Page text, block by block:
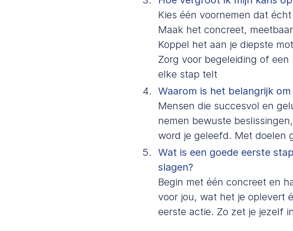
Kies één voornemen dat
Maak het concreet,
Koppel het aan je diepste
Zorg voor begeleiding of
elke stap telt
Waarom is het belangrijk
Mensen die succesvol en
nemen bewuste
word je geleefd. Met doelen
Wat is een goede eerste
slagen?
Begin met één concreet en
voor jou, wat het je oplevert
eerste actie. Zo zet je jezelf